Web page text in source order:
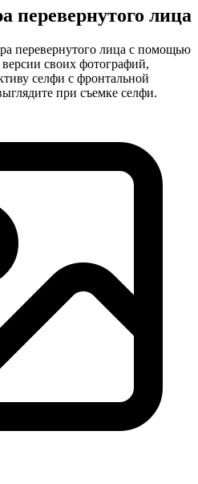
перевернутого лица
перевернутого лица с помощью
своих фотографий,
селфи с фронтальной
при съемке селфи.